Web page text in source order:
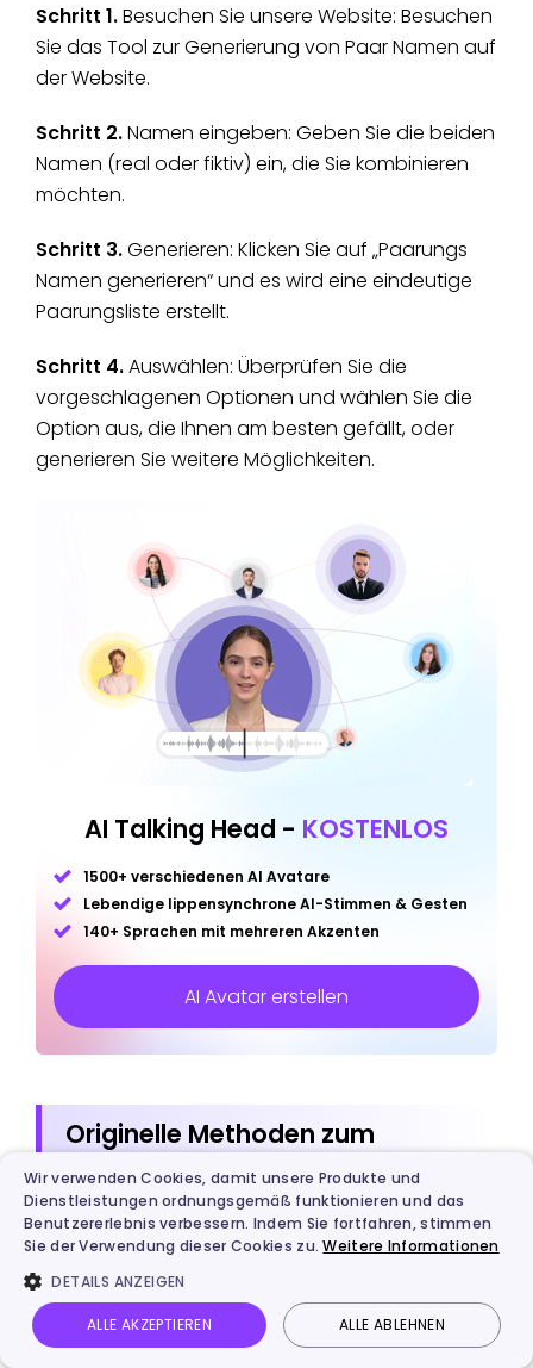
Schritt 1.Besuchen Sie unsere Website: Besuchen
Sie das Tool zur Generierung von Paar Namen auf
der Website.
Schritt 2.Namen eingeben: Geben Sie die beiden
Namen (real oder fiktiv) ein, die Sie kombinieren
möchten.
Schritt 3.Generieren: Klicken Sie auf „Paarungs
Namen generieren“ und es wird eine eindeutige
Paarungsliste erstellt.
Schritt 4.Auswählen: Überprüfen Sie die
vorgeschlagenen Optionen und wählen Sie die
Option aus, die Ihnen am besten gefällt, oder
generieren Sie weitere Möglichkeiten.
AI Talking Head - KOSTENLOS
1500+ verschiedenen AI Avatare
Lebendige lippensynchrone AI-Stimmen & Gesten
140+ Sprachen mit mehreren Akzenten
AI Avatar erstellen
Originelle Methoden zum
Kombinieren von Namen
Kombinieren Generator
können Sie auch einige
traditionelle und kreative Möglichkeiten
Wir verwenden Cookies, damit unsere Produkte und
Dienstleistungen ordnungsgemäß funktionieren und das
Benutzererlebnis verbessern. Indem Sie fortfahren, stimmen
Sie der Verwendung dieser Cookies zu.Weitere Informationen
DETAILS ANZEIGEN
ALLE AKZEPTIEREN ALLE ABLEHNEN